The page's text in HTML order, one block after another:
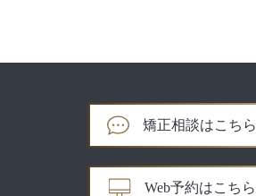
矯正相談はこちら
Web予約はこちら